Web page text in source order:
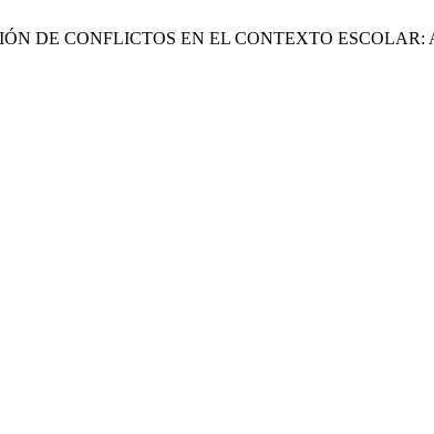
DE CONFLICTOS EN EL CONTEXTO